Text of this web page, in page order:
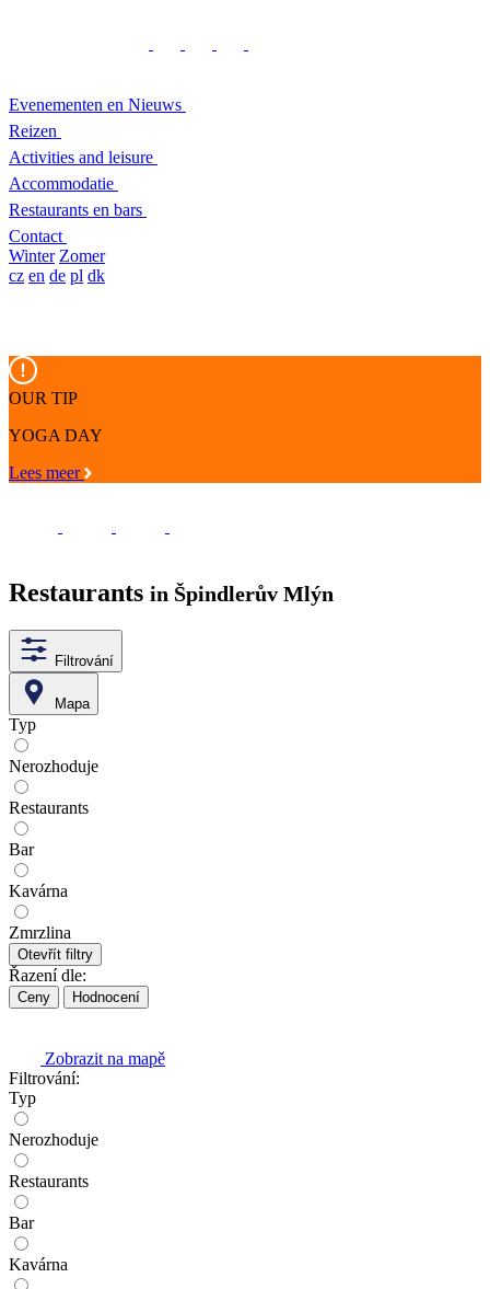
Evenementen en Nieuws
Reizen
Activities and leisure
Accommodatie
Restaurants en bars
Contact
Winter Zomer
cz en de pl dk
OUR TIP
YOGA DAY
Lees meer
Restaurants in Špindlerův Mlýn
Filtrování
Mapa
Typ
Nerozhoduje
Restaurants
Bar
Kavárna
Zmrzlina
Otevřít filtry
Řazení dle:
Ceny Hodnocení
Zobrazit na mapě
Filtrování:
Typ
Nerozhoduje
Restaurants
Bar
Kavárna